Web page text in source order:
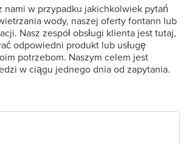
nami w przypadku jakichkolwiek pytań
wody, naszej oferty fontann lub
Nasz zespół obsługi klienta jest tutaj,
odpowiedni produkt lub usługę
potrzebom. Naszym celem jest
w ciągu jednego dnia od zapytania.